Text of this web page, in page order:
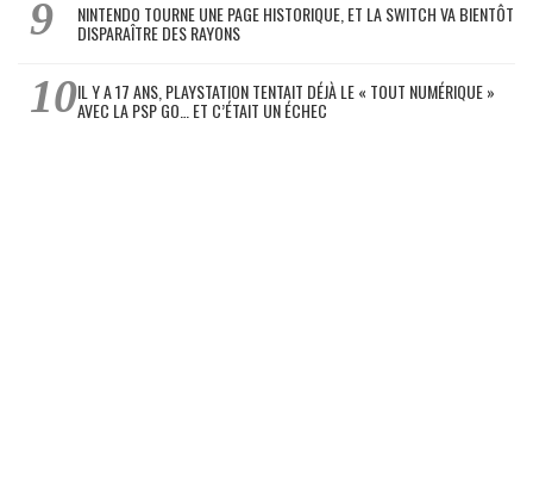
NINTENDO TOURNE UNE PAGE HISTORIQUE, ET LA SWITCH VA BIENTÔT
DISPARAÎTRE DES RAYONS
IL Y A 17 ANS, PLAYSTATION TENTAIT DÉJÀ LE « TOUT NUMÉRIQUE »
AVEC LA PSP GO… ET C’ÉTAIT UN ÉCHEC